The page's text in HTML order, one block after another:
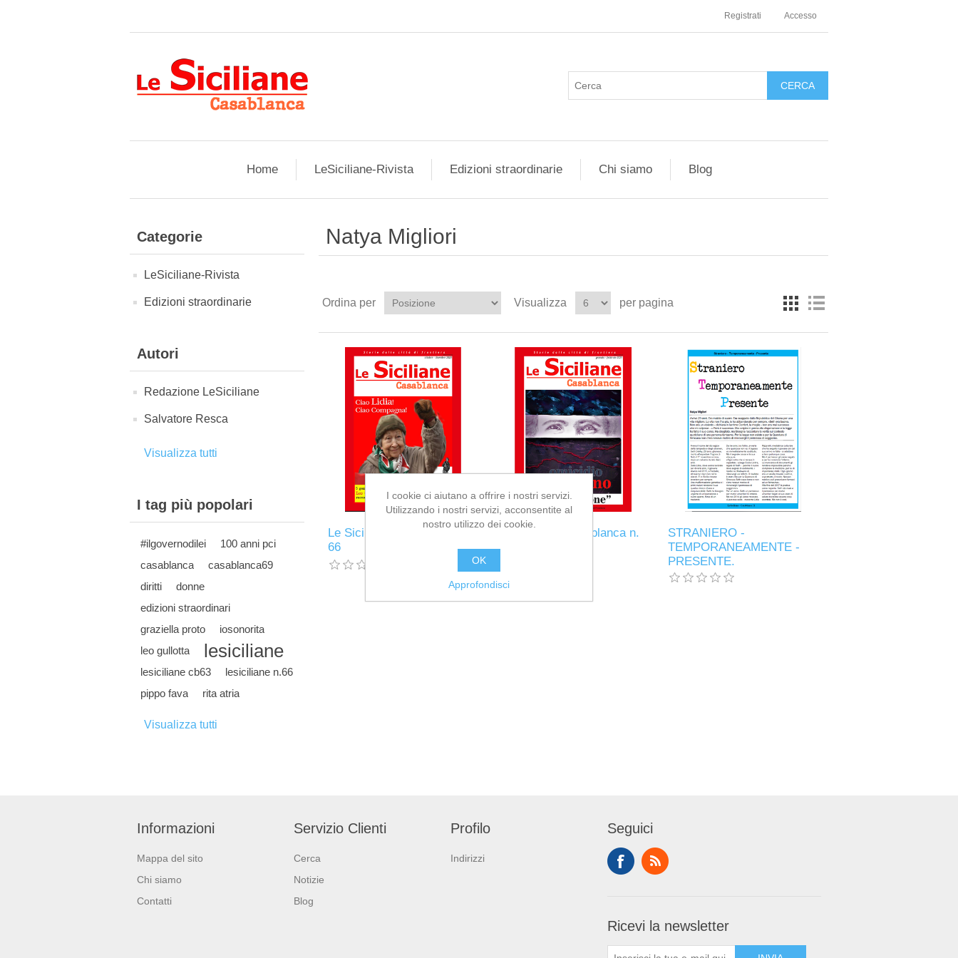
Registrati Accesso
Home LeSiciliane-Rivista Edizioni straordinarie Chi siamo Blog
Categorie
LeSiciliane-Rivista
Edizioni straordinarie
Autori
Redazione LeSiciliane
Salvatore Resca
Visualizza tutti
I tag più popolari
#ilgovernodilei
100 anni pci
casablanca
casablanca69
diritti
donne
edizioni straordinari
graziella proto
iosonorita
leo gullotta
lesiciliane
lesiciliane cb63
lesiciliane n.66
pippo fava
rita atria
Visualizza tutti
Natya Migliori
Ordina per Visualizza per pagina
Le Siciliane Casablanca n.
66
Le Siciliane Casablanca n.
67
STRANIERO -
TEMPORANEAMENTE -
PRESENTE.
Informazioni
Mappa del sito
Chi siamo
Contatti
Servizio Clienti
Cerca
Notizie
Blog
Profilo
Indirizzi
Seguici
Ricevi la newsletter
I cookie ci aiutano a offrire i nostri servizi.
Utilizzando i nostri servizi, acconsentite al
nostro utilizzo dei cookie.
OK
Approfondisci